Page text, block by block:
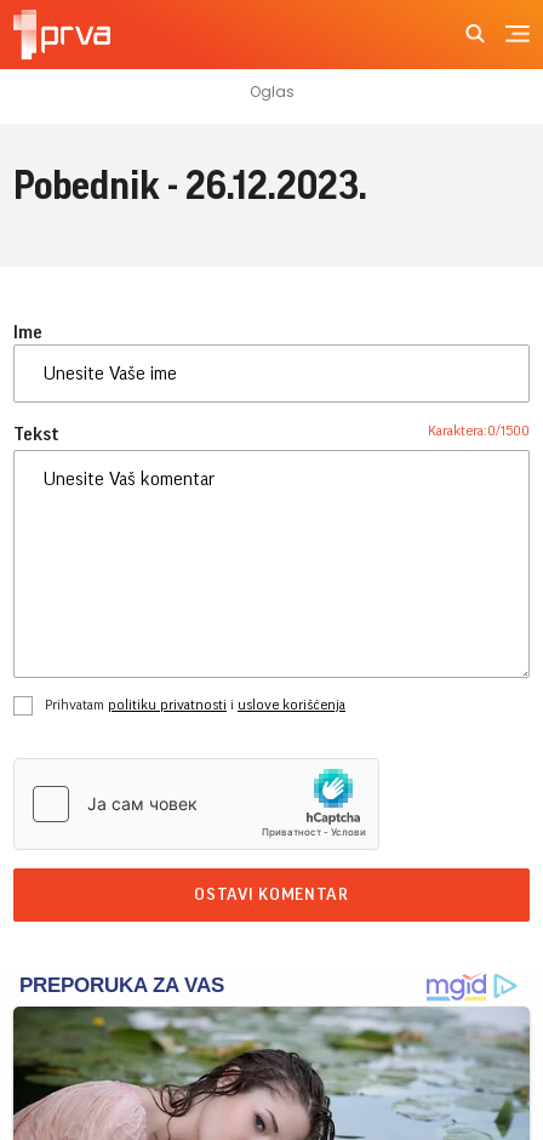
Pobednik - 26.12.2023.
Ime
Tekst Karaktera:0/1500
Prihvatam politiku privatnosti i uslove korišćenja
OSTAVI KOMENTAR